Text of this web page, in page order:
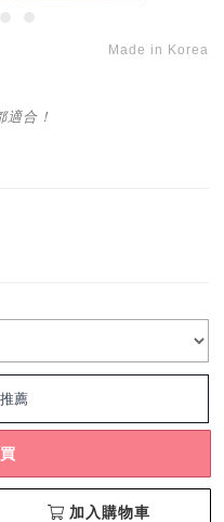
Made in Korea
適合！
加入購物車